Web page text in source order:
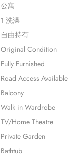
公寓
1 洗澡
自由持有
Original Condition
Fully Furnished
Road Access Available
Balcony
Walk in Wardrobe
TV/Home Theatre
Private Garden
Bathtub